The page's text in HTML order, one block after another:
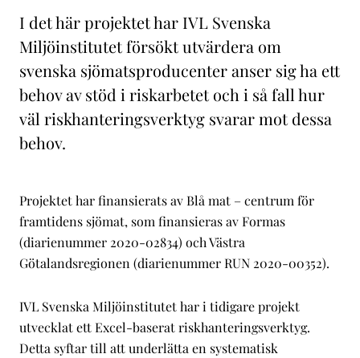
I det här projektet har IVL Svenska
Miljöinstitutet försökt utvärdera om
svenska sjömatsproducenter anser sig ha ett
behov av stöd i riskarbetet och i så fall hur
väl riskhanteringsverktyg svarar mot dessa
behov.
Projektet har finansierats av Blå mat – centrum för
framtidens sjömat, som finansieras av Formas
(diarienummer 2020-02834) och Västra
Götalandsregionen (diarienummer RUN 2020-00352).
IVL Svenska Miljöinstitutet har i tidigare projekt
utvecklat ett Excel-baserat riskhanteringsverktyg.
Detta syftar till att underlätta en systematisk